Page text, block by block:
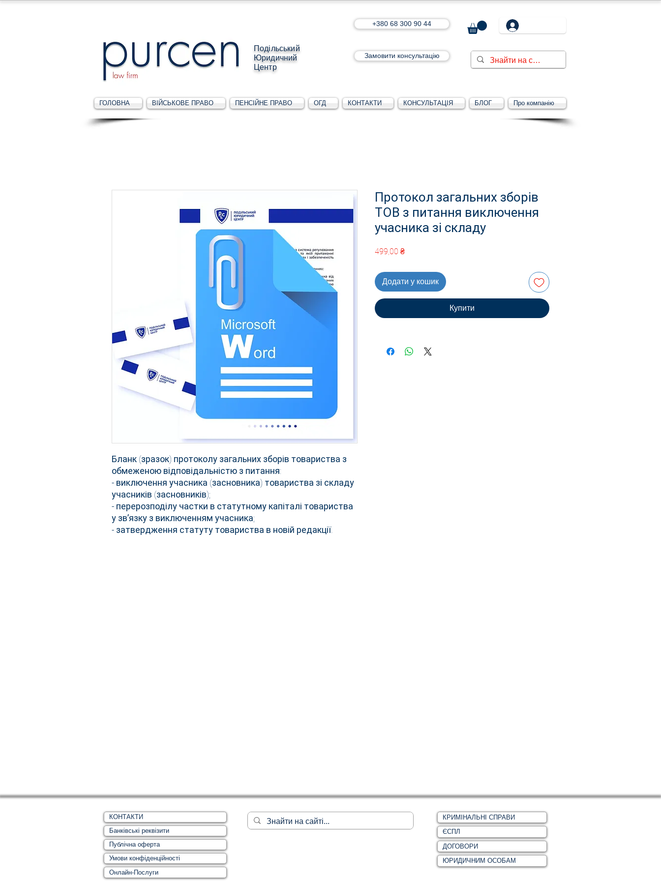
Подільський
Юридичний
Центр
+380 68 300 90 44
Замовити консультацію
ГОЛОВНА ВІЙСЬКОВЕ ПРАВО ПЕНСІЙНЕ ПРАВО ОГД КОНТАКТИ КОНСУЛЬТАЦІЯ БЛОГ Про компанію
Бланк (зразок) протоколу загальних зборів товариства з
обмеженою відповідальністю з питання:
- виключення учасника (засновника) товариства зі складу
учасників (засновників);
- перерозподілу частки в статутному капіталі товариства
у звʼязку з виключенням учасника;
- затвердження статуту товариства в новій редакції.
Протокол загальних зборів
ТОВ з питання виключення
учасника зі складу
499,00 ₴Ціна
Додати у кошик
Купити
КОНТАКТИ
Банківські реквізити
Публічна оферта
Умови конфіденційності
Онлайн-Послуги
КРИМІНАЛЬНІ СПРАВИ
ЄСПЛ
ДОГОВОРИ
ЮРИДИЧНИМ ОСОБАМ